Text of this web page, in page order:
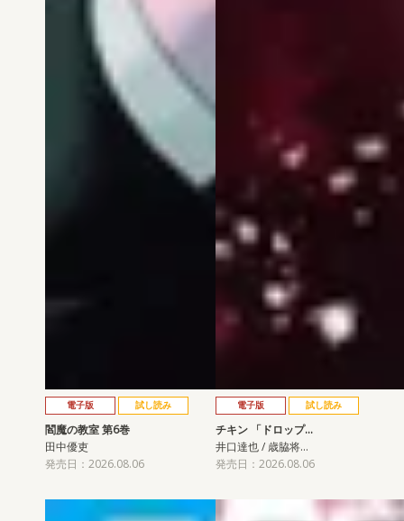
電子版 試し読み
閻魔の教室 第6巻
田中優吏
発売日：2026.08.06
電子版 試し読み
チキン 「ドロップ…
井口達也 / 歳脇将…
発売日：2026.08.06